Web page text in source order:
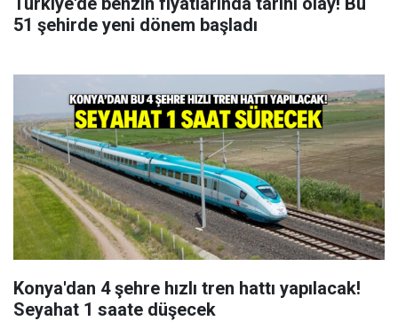
51 şehirde yeni dönem başladı
Konya'dan 4 şehre hızlı tren hattı yapılacak!
Seyahat 1 saate düşecek